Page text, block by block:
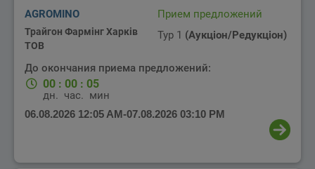
AGROMINO
Трайгон Фармінг Харків
ТОВ
Прием предложений
Тур 1 (Аукціон/Редукціон)
До окончания приема предложений:
00 : 00 : 05
дн. час. мин.
06.08.2026 12:05 AM-07.08.2026 03:10 PM